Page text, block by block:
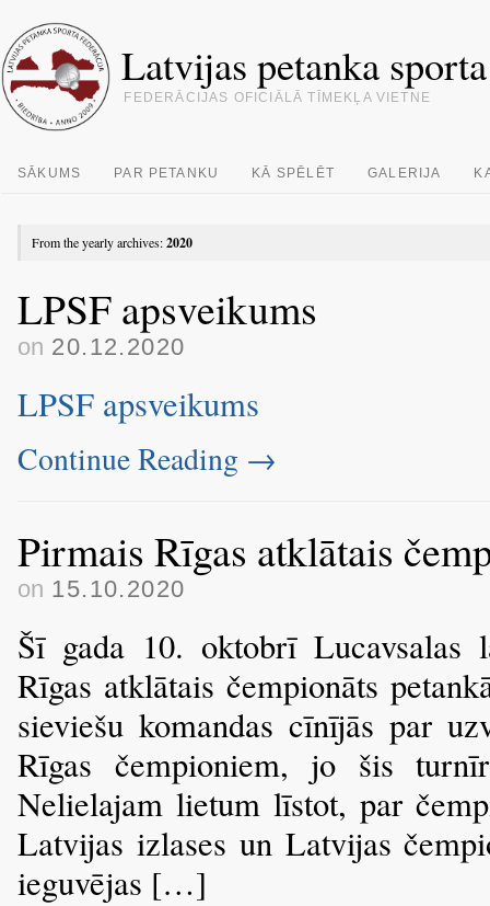
Latvijas petanka
FEDERĀCIJAS OFICIĀLĀ TĪMEKĻA VIETNE
SĀKUMS PAR PETANKU KĀ SPĒLĒT GALERIJA
From the yearly archives:2020
LPSF apsveikums
on 20.12.2020
LPSF apsveikums
Continue Reading →
Pirmais Rīgas atklātais
on 15.10.2020
Šī gada 10. oktobrī Lucavsalas
Rīgas atklātais čempionāts
sieviešu komandas cīnījās par
Rīgas čempioniem, jo šis
Nelielajam lietum līstot, par
Latvijas izlases un Latvijas
ieguvējas […]